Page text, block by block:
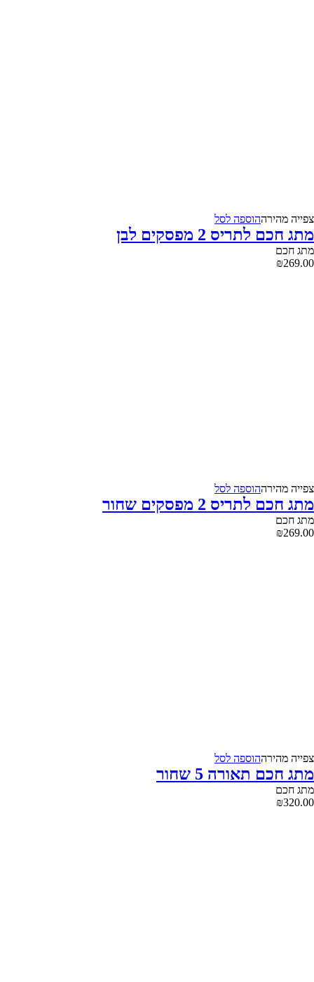
צפייה‬ ‫מהירה‬הוספה לסל
מתג חכם לתריס 2 מפסקים לבן
מתג חכם
₪269.00
צפייה‬ ‫מהירה‬הוספה לסל
מתג חכם לתריס 2 מפסקים שחור
מתג חכם
₪269.00
צפייה‬ ‫מהירה‬הוספה לסל
מתג חכם תאורה 5 שחור
מתג חכם
₪320.00